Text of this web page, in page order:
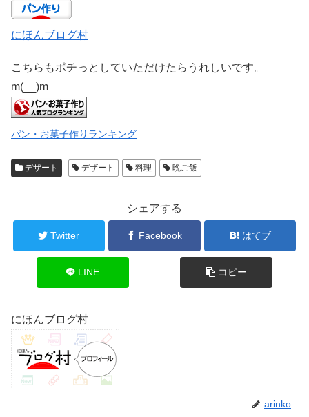
にほんブログ村
こちらもポチっとしていただけたらうれしいです。
m(__)m
パン・お菓子作りランキング
デザート デザート 料理 晩ご飯
シェアする
Twitter Facebook はてブ
LINE コピー
にほんブログ村
arinko